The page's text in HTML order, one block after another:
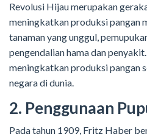
Revolusi Hijau merupakan
meningkatkan produksi pangan
tanaman yang unggul,
pengendalian hama dan
meningkatkan produksi pangan
negara di dunia.
2. Penggunaan
Pada tahun 1909, Fritz Haber